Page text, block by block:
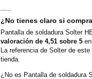
¿No tienes claro si
Pantalla de soldadura Solter
valoración de 4,51 sobre 5
La referencia de Solter de
tienda.
¿No es Pantalla de soldadura